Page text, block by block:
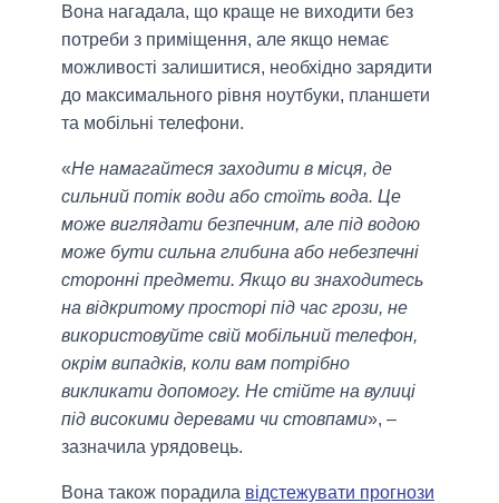
Вона нагадала, що краще не виходити без
потреби з приміщення, але якщо немає
можливості залишитися, необхідно зарядити
до максимального рівня ноутбуки, планшети
та мобільні телефони.
«Не намагайтеся заходити в місця, де
сильний потік води або стоїть вода. Це
може виглядати безпечним, але під водою
може бути сильна глибина або небезпечні
сторонні предмети. Якщо ви знаходитесь
на відкритому просторі під час грози, не
використовуйте свій мобільний телефон,
окрім випадків, коли вам потрібно
викликати допомогу. Не стійте на вулиці
під високими деревами чи стовпами», –
зазначила урядовець.
Вона також порадила відстежувати прогнози